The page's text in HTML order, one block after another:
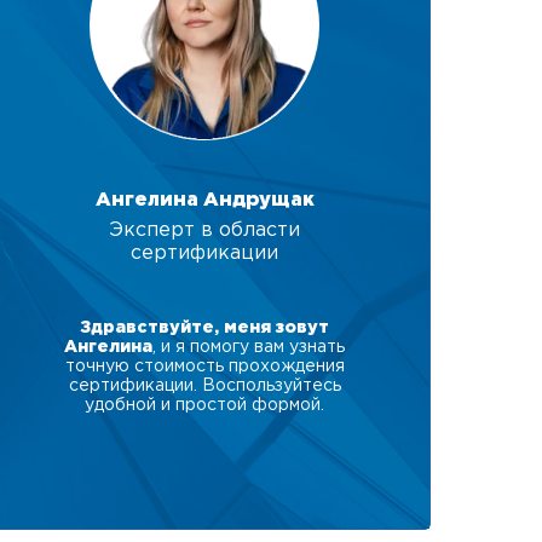
Ангелина Андрущак
Эксперт в области
сертификации
Здравствуйте, меня зовут
Ангелина , и я помогу вам узнать
точную стоимость прохождения
сертификации. Воспользуйтесь
удобной и простой формой.